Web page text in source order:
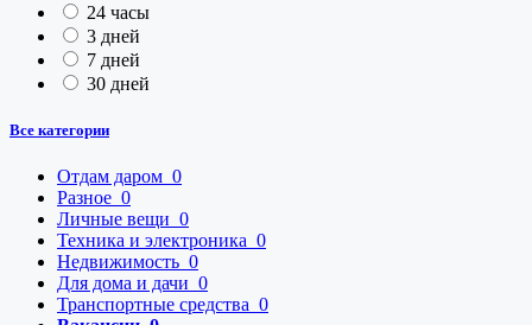
24 часы
3 дней
7 дней
30 дней
Все категории
Отдам даром 0
Разное 0
Личные вещи 0
Техника и электроника 0
Недвижимость 0
Для дома и дачи 0
Транспортные средства 0